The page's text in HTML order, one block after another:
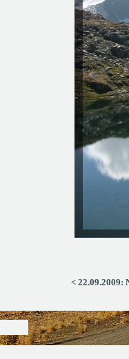
< 22.09.2009: